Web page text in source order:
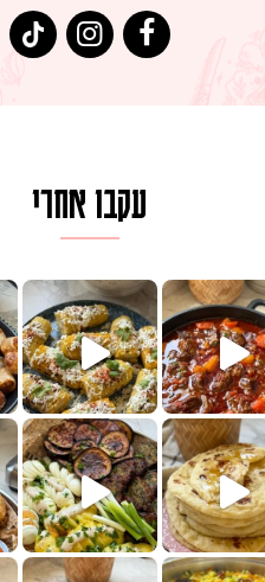
עקבו אחרי
מעודנת מ
ממכרים שמכינים בכמה דקות עב
בשבילכם? בפ
הימים, חשבתי מה לחדש לכם ונראה
ההסבר בסרטו
או בתרגום לעברית, מחותניםמתכון ראש